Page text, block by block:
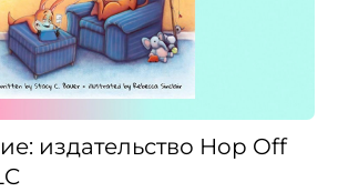
издательство Hop Off